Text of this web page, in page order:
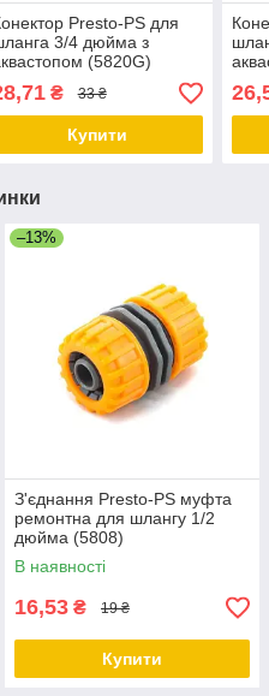
Presto-PS для
3/4 дюйма з
(5820G)
₴ 33 ₴
Купити
–13%
З'єднання Presto-PS муфта
ремонтна для шлангу 1/2
дюйма (5808)
В наявності
16,53 ₴ 19 ₴
Купити